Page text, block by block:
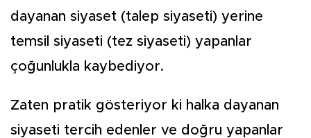
dayanan siyaset (talep siyaseti) yerine
temsil siyaseti (tez siyaseti) yapanlar
çoğunlukla kaybediyor.
Zaten pratik gösteriyor ki halka dayanan
siyaseti tercih edenler ve doğru yapanlar